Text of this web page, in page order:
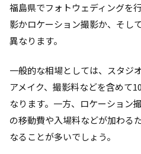
福島県でフォトウェディングを
影かロケーション撮影か、そし
異なります。
一般的な相場としては、スタジ
アメイク、撮影料などを含めて
なります。一方、ロケーション
の移動費や入場料などが加わる
なることが多いでしょう。